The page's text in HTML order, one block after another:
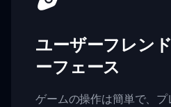
ユーザーフレン
ーフェース
ゲームの操作は簡単で、